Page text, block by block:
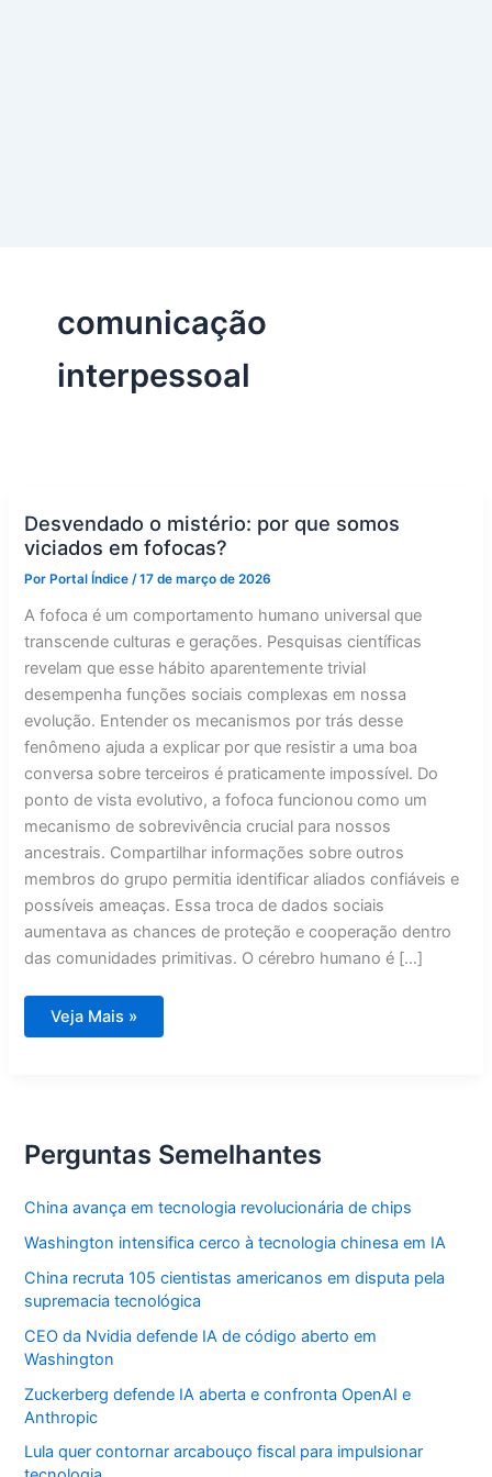
comunicação
interpessoal
Desvendado o mistério: por que somos
viciados em fofocas?
Por Portal Índice/17 de março de 2026
A fofoca é um comportamento humano universal que
transcende culturas e gerações. Pesquisas científicas
revelam que esse hábito aparentemente trivial
desempenha funções sociais complexas em nossa
evolução. Entender os mecanismos por trás desse
fenômeno ajuda a explicar por que resistir a uma boa
conversa sobre terceiros é praticamente impossível. Do
ponto de vista evolutivo, a fofoca funcionou como um
mecanismo de sobrevivência crucial para nossos
ancestrais. Compartilhar informações sobre outros
membros do grupo permitia identificar aliados confiáveis e
possíveis ameaças. Essa troca de dados sociais
aumentava as chances de proteção e cooperação dentro
das comunidades primitivas. O cérebro humano é […]
Desvendado
Veja Mais »
Perguntas Semelhantes
China avança em tecnologia revolucionária de chips
Washington intensifica cerco à tecnologia chinesa em IA
China recruta 105 cientistas americanos em disputa pela
supremacia tecnológica
CEO da Nvidia defende IA de código aberto em
Washington
Zuckerberg defende IA aberta e confronta OpenAI e
Anthropic
Lula quer contornar arcabouço fiscal para impulsionar